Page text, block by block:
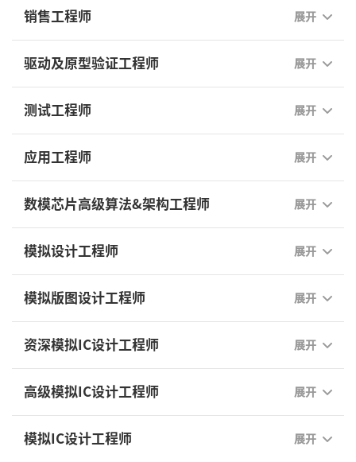
销售工程师 展开
驱动及原型验证工程师 展开
测试工程师 展开
应用工程师 展开
数模芯片高级算法&架构工程师 展开
模拟设计工程师 展开
模拟版图设计工程师 展开
资深模拟IC设计工程师 展开
高级模拟IC设计工程师 展开
模拟IC设计工程师 展开